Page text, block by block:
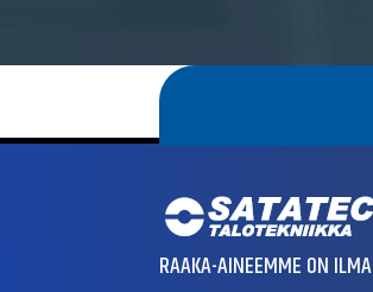
RAAKA-AINEEMME ON ILMA